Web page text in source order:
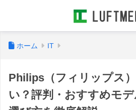
ホーム IT
Philips（フィリップス
い？評判・おすすめモ